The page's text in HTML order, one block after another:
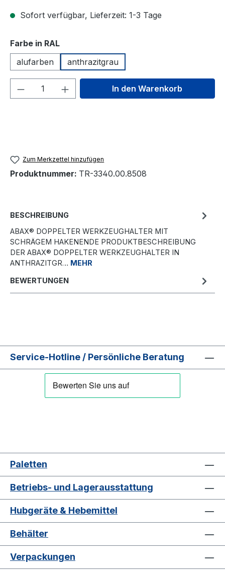
Sofort verfügbar, Lieferzeit: 1-3 Tage
Farbe in RALauswählen
alufarben
anthrazitgrau
Produkt Anzahl: Gib denIn den Warenkorb
Zum Merkzettel hinzufügen
Produktnummer: TR-3340.00.8508
BESCHREIBUNG
ABAX® DOPPELTER WERKZEUGHALTER MIT
SCHRÄGEM HAKENENDE PRODUKTBESCHREIBUNG
DER ABAX® DOPPELTER WERKZEUGHALTER IN
ANTHRAZITGR… MEHR
BEWERTUNGEN
Service-Hotline / Persönliche Beratung
Paletten
Betriebs- und Lagerausstattung
Hubgeräte & Hebemittel
Behälter
Verpackungen